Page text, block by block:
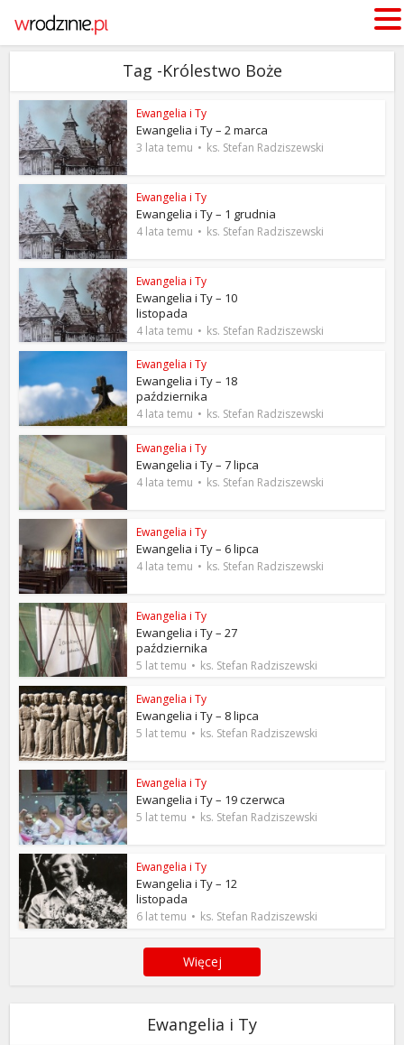
Tag -Królestwo Boże
Ewangelia i Ty
Ewangelia i Ty – 2 marca
3 lata temu ks. Stefan Radziszewski
Ewangelia i Ty
Ewangelia i Ty – 1 grudnia
4 lata temu ks. Stefan Radziszewski
Ewangelia i Ty
Ewangelia i Ty – 10
listopada
4 lata temu ks. Stefan Radziszewski
Ewangelia i Ty
Ewangelia i Ty – 18
października
4 lata temu ks. Stefan Radziszewski
Ewangelia i Ty
Ewangelia i Ty – 7 lipca
4 lata temu ks. Stefan Radziszewski
Ewangelia i Ty
Ewangelia i Ty – 6 lipca
4 lata temu ks. Stefan Radziszewski
Ewangelia i Ty
Ewangelia i Ty – 27
października
5 lat temu ks. Stefan Radziszewski
Ewangelia i Ty
Ewangelia i Ty – 8 lipca
5 lat temu ks. Stefan Radziszewski
Ewangelia i Ty
Ewangelia i Ty – 19 czerwca
5 lat temu ks. Stefan Radziszewski
Ewangelia i Ty
Ewangelia i Ty – 12
listopada
6 lat temu ks. Stefan Radziszewski
Więcej
Ewangelia i Ty